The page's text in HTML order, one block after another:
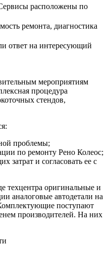
расположены по
ремонта, диагностика
ответ на интересующий
мероприятиям
процедура
стендов,
проблемы;
по ремонту Рено Колеос;
затрат и согласовать ее с
техцентра оригинальные и
аналоговые автодетали на
поступают
производителей. На них